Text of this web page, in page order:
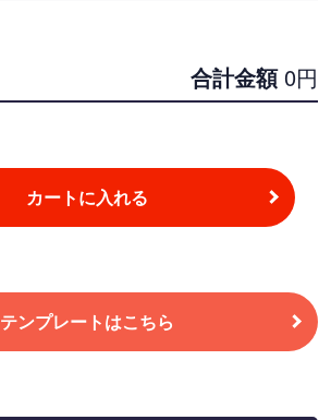
合計金額 0円
カートに入れる
テンプレートはこちら